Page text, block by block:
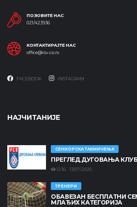
ПОЗОВИТЕ НАС
021/423936
КОНТАКТИРАЈТЕ НАС
office@rsv.co.rs
FACEBOOK INSTAGRAM
НАЈЧИТАНИЈЕ
СЕНИОРСКА ТАКМИЧЕЊА
ПРЕГЛЕД ДУГОВАЊА
1236 13/07/2026
ТРЕНЕРИ
ОБАВЕЗАН БЕСПЛАТНИ
МЛАЂИХ КАТЕГОРИЈА